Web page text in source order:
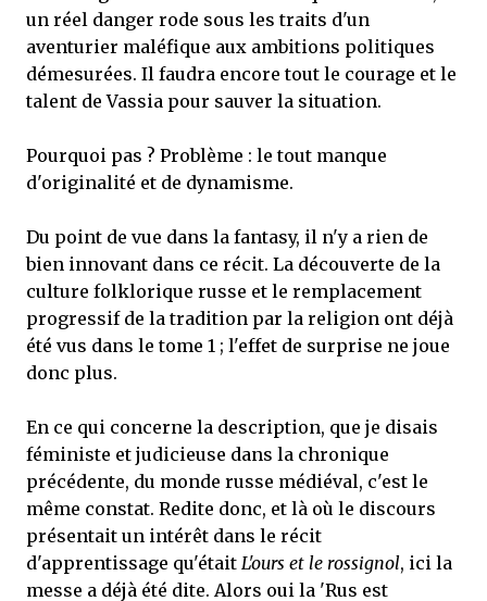
un réel danger rode sous les traits d'un
aventurier maléfique aux ambitions politiques
démesurées. Il faudra encore tout le courage et le
talent de Vassia pour sauver la situation.
Pourquoi pas ? Problème : le tout manque
d'originalité et de dynamisme.
Du point de vue dans la fantasy, il n'y a rien de
bien innovant dans ce récit. La découverte de la
culture folklorique russe et le remplacement
progressif de la tradition par la religion ont déjà
été vus dans le tome 1 ; l'effet de surprise ne joue
donc plus.
En ce qui concerne la description, que je disais
féministe et judicieuse dans la chronique
précédente, du monde russe médiéval, c'est le
même constat. Redite donc, et là où le discours
présentait un intérêt dans le récit
d'apprentissage qu'était L'ours et le rossignol, ici la
messe a déjà été dite. Alors oui la 'Rus est